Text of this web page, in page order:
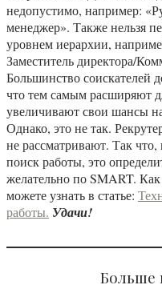
недопустимо, например:
менеджер». Также нельзя
уровнем иерархии,
Заместитель директора/
Большинство соискателей
что тем самым расширяют
увеличивают свои шансы
Однако, это не так.
не рассматривают. Так
поиск работы, это
желательно по SMART.
можете узнать в статье:
работы. Удачи!
Больше